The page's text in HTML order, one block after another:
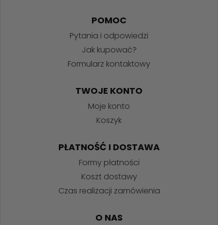
POMOC
Pytania i odpowiedzi
Jak kupować?
Formularz kontaktowy
TWOJE KONTO
Moje konto
Koszyk
PŁATNOŚĆ I DOSTAWA
Formy płatności
Koszt dostawy
Czas realizacji zamówienia
O NAS